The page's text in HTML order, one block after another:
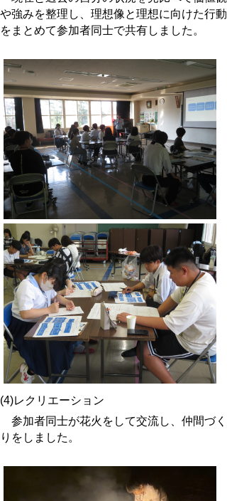
や強みを整理し、理想像と理想に向けた行動
をまとめて参加者同士で共有しました。
(4)レクリエーション
参加者同士が花火をして交流し、仲間づく
りをしました。